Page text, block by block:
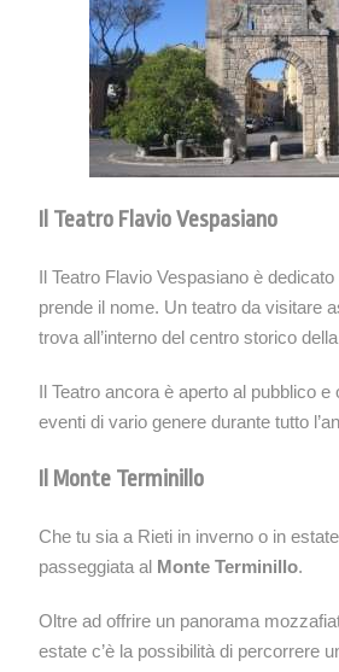
Il Teatro Flavio Vespasiano
Il Teatro Flavio Vespasiano è dedicato
prende il nome. Un teatro da visitare
trova all’interno del centro storico
Il Teatro ancora è aperto al pubblico
eventi di vario genere durante tutto
Il Monte Terminillo
Che tu sia a Rieti in inverno o in
passeggiata al Monte Terminillo.
Oltre ad offrire un panorama
estate c’è la possibilità di percorrere